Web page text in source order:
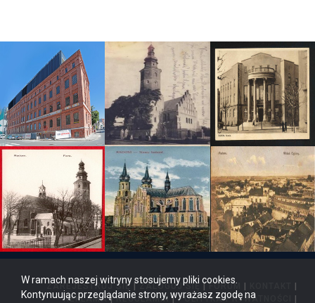
ZAREJESTRUJ SIĘ |ZALOGUJ SIĘ |FORUM |
|
REKLAMA|REGULAMIN |POLITYKA PRYWATNOŚCI |
W ramach naszej witryny stosujemy pliki cookies.
Kontynuując przeglądanie strony, wyrażasz zgodę na